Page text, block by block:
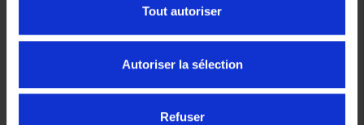
Tout autoriser
Autoriser la sélection
Refuser